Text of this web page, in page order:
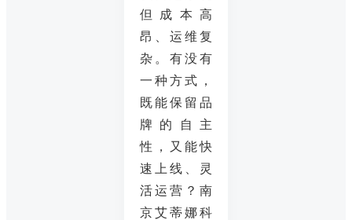
但成本高
昂、运维复
杂。有没有
一种方式，
既能保留品
牌的自主
性，又能快
速上线、灵
活运营？南
京艾蒂娜科